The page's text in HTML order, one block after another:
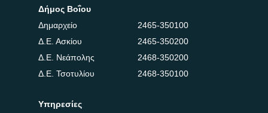
Δήμος Βοΐου
Δημαρχείο
2465-350100
Δ.Ε. Ασκίου
2465-350200
Δ.Ε. Νεάπολης
2468-350200
Δ.Ε. Τσοτυλίου
2468-350100
Υπηρεσίες